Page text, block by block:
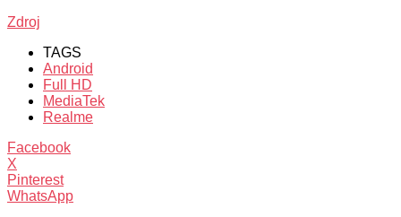
Zdroj
TAGS
Android
Full HD
MediaTek
Realme
Facebook
X
Pinterest
WhatsApp